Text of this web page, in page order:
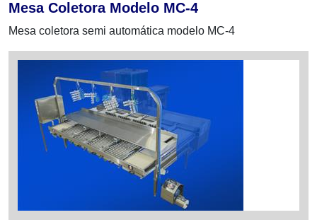
Mesa Coletora Modelo MC-4
Mesa coletora semi automática modelo MC-4